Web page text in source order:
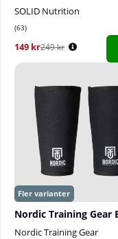
SOLID Nutrition
63
149 kr249 kr
Nordic Training Gear